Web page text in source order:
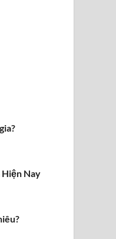
Hiện Nay